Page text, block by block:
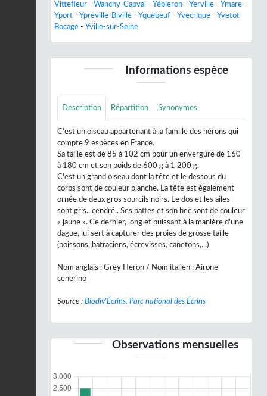
Vittefleur - Wanchy-Capval - Yébleron - Yerville - Ymare -
Yport - Ypreville-Biville - Yquebeuf - Yvecrique - Yvetot-
Bocage - Yville-sur-Seine
Informations espèce
Description Répartition Synonymes
C'est un oiseau appartenant à la famille des hérons qui
compte 9 espèces en France.
Sa taille est de 85 à 102 cm pour un envergure de 160
à 180 cm et son poids de 600 g à 1 200 g.
C'est un grand oiseau dont la tête et le dessous du
corps sont de couleur blanche. La tête est également
ornée de deux gros sourcils noirs. Le dos et les ailes
sont gris...cendré.. Ses pattes et son bec sont de couleur
« jaune ». Ce dernier, long et puissant à la manière d'une
dague, lui sert à capturer des proies de grosse taille
(poissons, batraciens, écrevisses, canetons,...)
Nom anglais : Grey Heron / Nom italien : Airone
cenerino
Source : Biodiv'Écrins, Parc national des Écrins
Observations mensuelles